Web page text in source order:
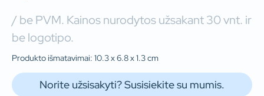
/ be PVM. Kainos nurodytos užsakant 30 vnt. ir
be logotipo.
Produkto išmatavimai: 10.3 x 6.8 x 1.3 cm
Norite užsisakyti? Susisiekite su mumis.